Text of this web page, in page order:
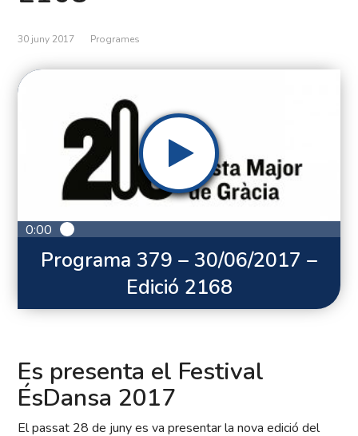
30 juny 2017 Programes
0:00
Programa 379 – 30/06/2017 –
Edició 2168
Es presenta el Festival
ÉsDansa 2017
El passat 28 de juny es va presentar la nova edició del